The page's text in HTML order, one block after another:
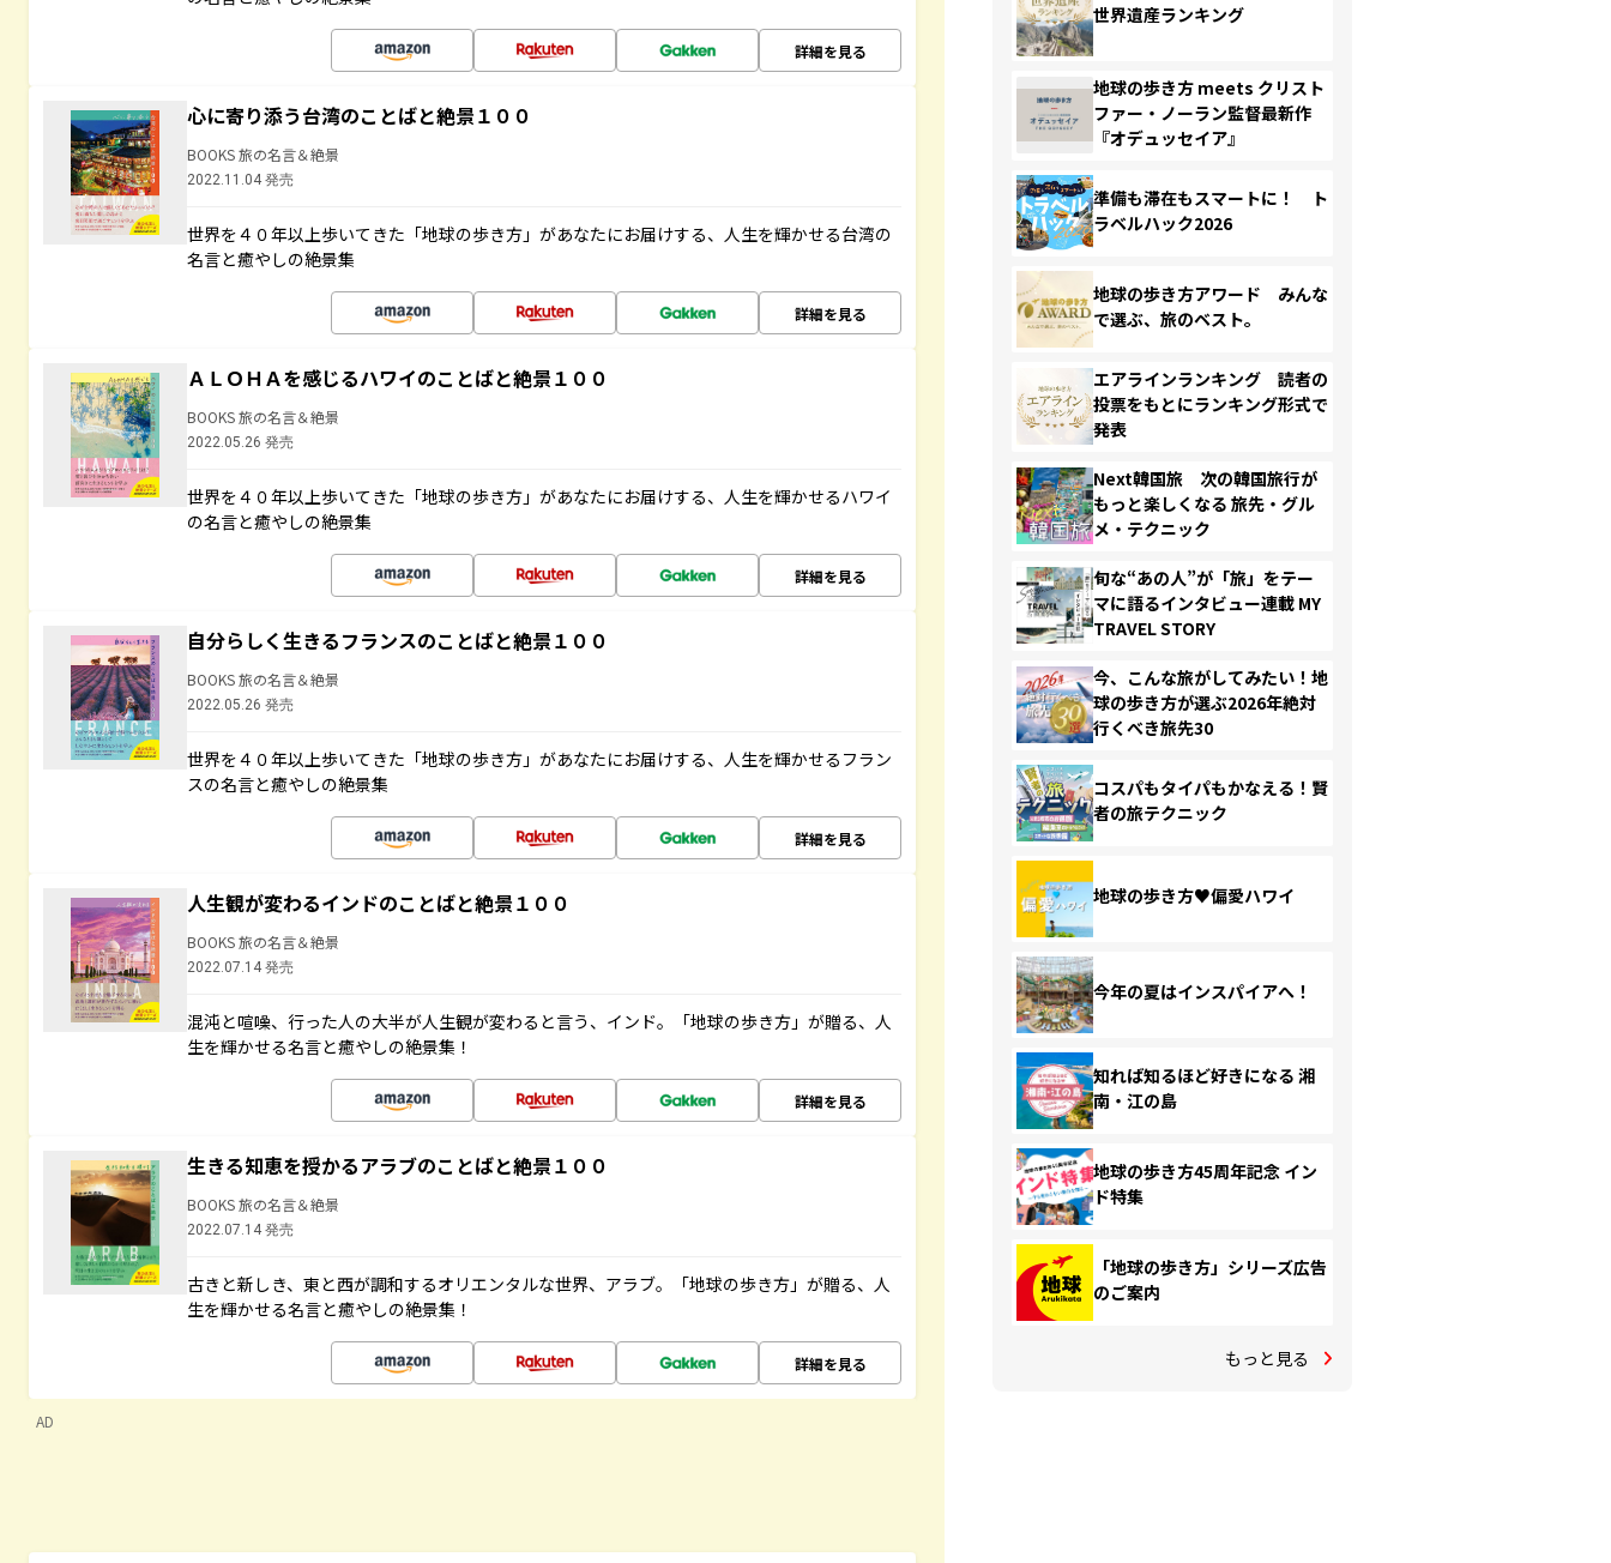
詳細を見る
心に寄り添う台湾のことばと絶景１００
BOOKS 旅の名言＆絶景
2022.11.04 発売
世界を４０年以上歩いてきた「地球の歩き方」があなたにお届けする、人生を輝かせる台湾の
名言と癒やしの絶景集
詳細を見る
ＡＬＯＨＡを感じるハワイのことばと絶景１００
BOOKS 旅の名言＆絶景
2022.05.26 発売
世界を４０年以上歩いてきた「地球の歩き方」があなたにお届けする、人生を輝かせるハワイ
の名言と癒やしの絶景集
詳細を見る
自分らしく生きるフランスのことばと絶景１００
BOOKS 旅の名言＆絶景
2022.05.26 発売
世界を４０年以上歩いてきた「地球の歩き方」があなたにお届けする、人生を輝かせるフラン
スの名言と癒やしの絶景集
詳細を見る
人生観が変わるインドのことばと絶景１００
BOOKS 旅の名言＆絶景
2022.07.14 発売
混沌と喧噪、行った人の大半が人生観が変わると言う、インド。「地球の歩き方」が贈る、人
生を輝かせる名言と癒やしの絶景集！
詳細を見る
生きる知恵を授かるアラブのことばと絶景１００
BOOKS 旅の名言＆絶景
2022.07.14 発売
古きと新しき、東と西が調和するオリエンタルな世界、アラブ。「地球の歩き方」が贈る、人
生を輝かせる名言と癒やしの絶景集！
詳細を見る
AD
世界遺産ランキング
地球の歩き方 meets クリスト
ファー・ノーラン監督最新作
『オデュッセイア』
準備も滞在もスマートに！ ト
ラベルハック2026
地球の歩き方アワード みんな
で選ぶ、旅のベスト。
エアラインランキング 読者の
投票をもとにランキング形式で
発表
Next韓国旅 次の韓国旅行が
もっと楽しくなる 旅先・グル
メ・テクニック
旬な“あの人”が「旅」をテー
マに語るインタビュー連載 MY
TRAVEL STORY
今、こんな旅がしてみたい！地
球の歩き方が選ぶ2026年絶対
行くべき旅先30
コスパもタイパもかなえる！賢
者の旅テクニック
地球の歩き方♥偏愛ハワイ
今年の夏はインスパイアへ！
知れば知るほど好きになる 湘
南・江の島
地球の歩き方45周年記念 イン
ド特集
「地球の歩き方」シリーズ広告
のご案内
もっと見る